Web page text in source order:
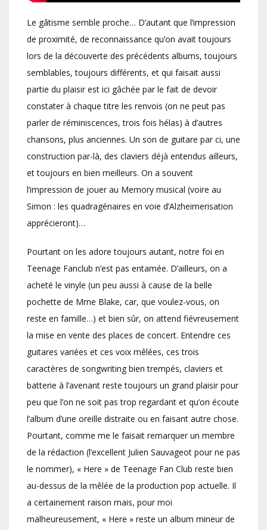
Le gâtisme semble proche… D’autant que l’impression
de proximité, de reconnaissance qu’on avait toujours
lors de la découverte des précédents albums, toujours
semblables, toujours différents, et qui faisait aussi
partie du plaisir est ici gâchée par le fait de devoir
constater à chaque titre les renvois (on ne peut pas
parler de réminiscences, trois fois hélas) à d’autres
chansons, plus anciennes. Un son de guitare par ci, une
construction par-là, des claviers déjà entendus ailleurs,
et toujours en bien meilleurs. On a souvent
l’impression de jouer au Memory musical (voire au
Simon : les quadragénaires en voie d’Alzheimerisation
apprécieront)…
Pourtant on les adore toujours autant, notre foi en
Teenage Fanclub n’est pas entamée. D’ailleurs, on a
acheté le vinyle (un peu aussi à cause de la belle
pochette de Mme Blake, car, que voulez-vous, on
reste en famille…) et bien sûr, on attend fiévreusement
la mise en vente des places de concert. Entendre ces
guitares variées et ces voix mêlées, ces trois
caractères de songwriting bien trempés, claviers et
batterie à l’avenant reste toujours un grand plaisir pour
peu que l’on ne soit pas trop regardant et qu’on écoute
l’album d’une oreille distraite ou en faisant autre chose.
Pourtant, comme me le faisait remarquer un membre
de la rédaction (l’excellent Julien Sauvageot pour ne pas
le nommer), « Here » de Teenage Fan Club reste bien
au-dessus de la mêlée de la production pop actuelle. Il
a certainement raison mais, pour moi
malheureusement, « Here » reste un album mineur de